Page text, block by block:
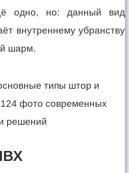
одно, но: данный вид
внутреннему убранству
шарм.